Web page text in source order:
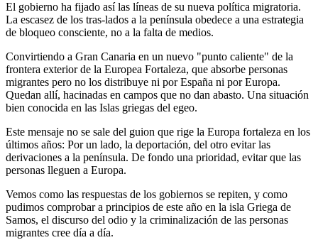
El gobierno ha fijado así las líneas de su nueva política migratoria.
La escasez de los tras-lados a la península obedece a una estrategia
de bloqueo consciente, no a la falta de medios.
Convirtiendo a Gran Canaria en un nuevo "punto caliente" de la
frontera exterior de la Europea Fortaleza, que absorbe personas
migrantes pero no los distribuye ni por España ni por Europa.
Quedan allí, hacinadas en campos que no dan abasto. Una situación
bien conocida en las Islas griegas del egeo.
Este mensaje no se sale del guion que rige la Europa fortaleza en los
últimos años: Por un lado, la deportación, del otro evitar las
derivaciones a la península. De fondo una prioridad, evitar que las
personas lleguen a Europa.
Vemos como las respuestas de los gobiernos se repiten, y como
pudimos comprobar a principios de este año en la isla Griega de
Samos, el discurso del odio y la criminalización de las personas
migrantes cree día a día.